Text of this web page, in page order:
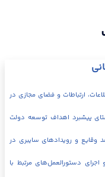
ارتباطات و فضای مجازی در
پیشبرد اهداف توسعه دولت
وقایع و رویدادهای سایبری در
دستورالعمل‌های مرتبط با